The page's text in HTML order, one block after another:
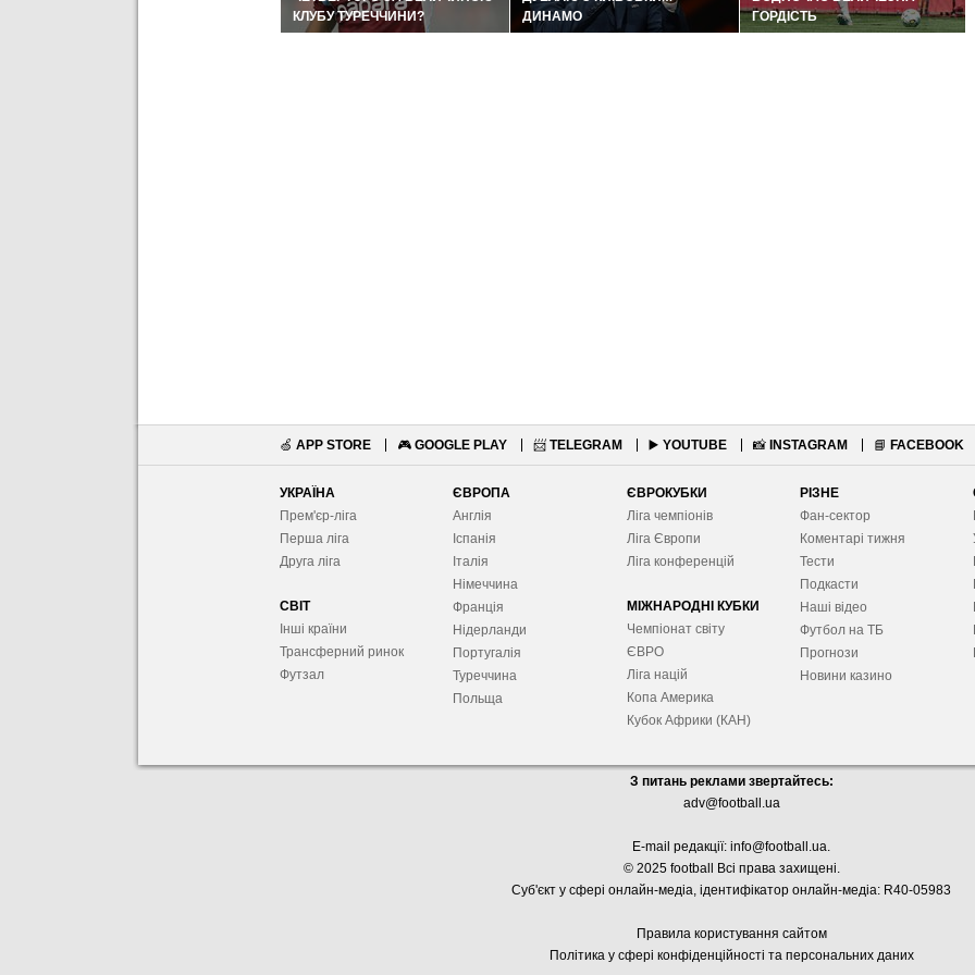
КЛУБУ ТУРЕЧЧИНИ?
ДИНАМО
ГОРДІСТЬ
🍏 APP STORE 🎮 GOOGLE PLAY 📨 TELEGRAM ▶️ YOUTUBE 📸 INSTAGRAM 📘 FACEBOOK
УКРАЇНА
Прем'єр-ліга
Перша ліга
Друга ліга
СВІТ
Інші країни
Трансферний ринок
Футзал
ЄВРОПА
Англія
Іспанія
Італія
Німеччина
Франція
Нідерланди
Португалія
Туреччина
Польща
ЄВРОКУБКИ
Ліга чемпіонів
Ліга Європи
Ліга конференцій
МІЖНАРОДНІ КУБКИ
Чемпіонат світу
ЄВРО
Ліга націй
Копа Америка
Кубок Африки (КАН)
РІЗНЕ
Фан-сектор
Коментарі тижня
Тести
Подкасти
Наші відео
Футбол на ТБ
Прогнози
Новини казино
З питань реклами звертайтесь:
adv@football.ua
E-mail редакції: info@football.ua.
© 2025 football Всі права захищені.
Суб'єкт у сфері онлайн-медіа, ідентифікатор онлайн-медіа: R40-05983
Правила користування сайтом
Політика у сфері конфіденційності та персональних даних